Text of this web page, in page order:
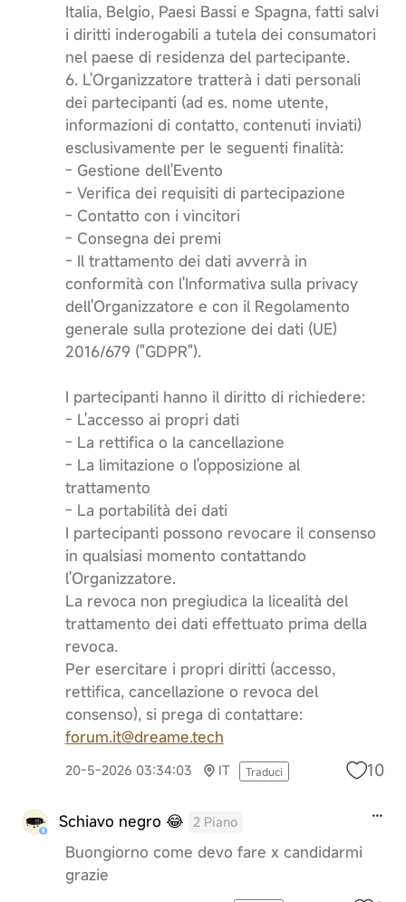
Italia, Belgio, Paesi Bassi e Spagna, fatti salvi
i diritti inderogabili a tutela dei consumatori
nel paese di residenza del partecipante.
6. L'Organizzatore tratterà i dati personali
dei partecipanti (ad es. nome utente,
informazioni di contatto, contenuti inviati)
esclusivamente per le seguenti finalità:
- Gestione dell'Evento
- Verifica dei requisiti di partecipazione
- Contatto con i vincitori
- Consegna dei premi
- Il trattamento dei dati avverrà in
conformità con l'Informativa sulla privacy
dell'Organizzatore e con il Regolamento
generale sulla protezione dei dati (UE)
2016/679 ("GDPR").
I partecipanti hanno il diritto di richiedere:
- L'accesso ai propri dati
- La rettifica o la cancellazione
- La limitazione o l'opposizione al
trattamento
- La portabilità dei dati
I partecipanti possono revocare il consenso
in qualsiasi momento contattando
l'Organizzatore.
La revoca non pregiudica la licealità del
trattamento dei dati effettuato prima della
revoca.
Per esercitare i propri diritti (accesso,
rettifica, cancellazione o revoca del
consenso), si prega di contattare:
forum.it@dreame.tech
20-5-2026 03:34:03 IT Traduci 10
Schiavo negro 😂 2 Piano
Buongiorno come devo fare x candidarmi
grazie